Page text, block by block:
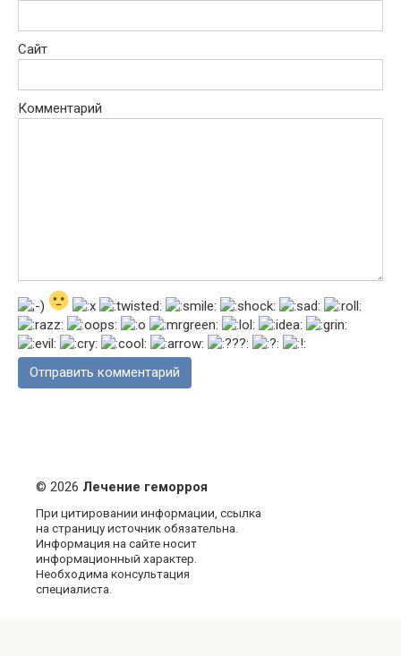
Сайт
Комментарий
© 2026 Лечение геморроя
При цитировании информации, ссылка
на страницу источник обязательна.
Информация на сайте носит
информационный характер.
Необходима консультация
специалиста.